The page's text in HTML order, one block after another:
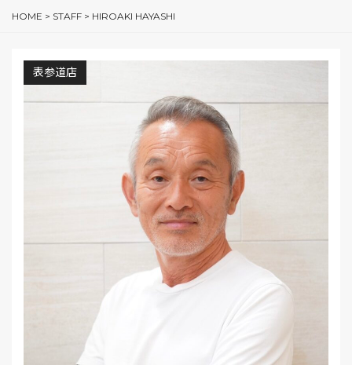
HOME > STAFF > HIROAKI HAYASHI
表参道店